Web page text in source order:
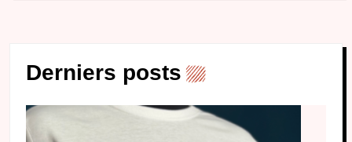
Derniers posts